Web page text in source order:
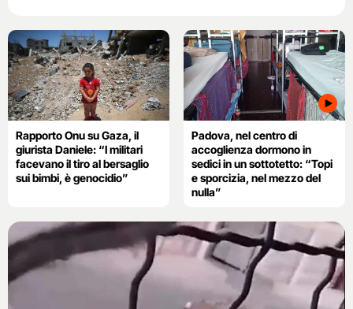
Rapporto Onu su Gaza, il
giurista Daniele: “I militari
facevano il tiro al bersaglio
sui bimbi, è genocidio”
Padova, nel centro di
accoglienza dormono in
sedici in un sottotetto: “Topi
e sporcizia, nel mezzo del
nulla”